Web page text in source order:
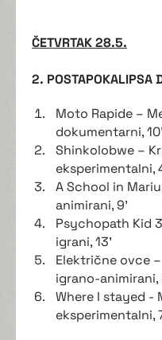
ČETVRTAK 28.5.
2.
Moto Rapide –
dokumentarni,
Shinkolobwe –
eksperimentalni,
A School in
animirani, 9'
Psychopath Kid
igrani, 13'
Električne ovce
igrano-animirani,
Where I stayed -
eksperimentalni,